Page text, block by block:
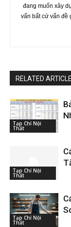
đang muốn xây
vấn bất cứ vấn đề
RELATED
Tạp Chí Nội
Thất
Tạp Chí Nội
Thất
Tạp Chí Nội
Thất